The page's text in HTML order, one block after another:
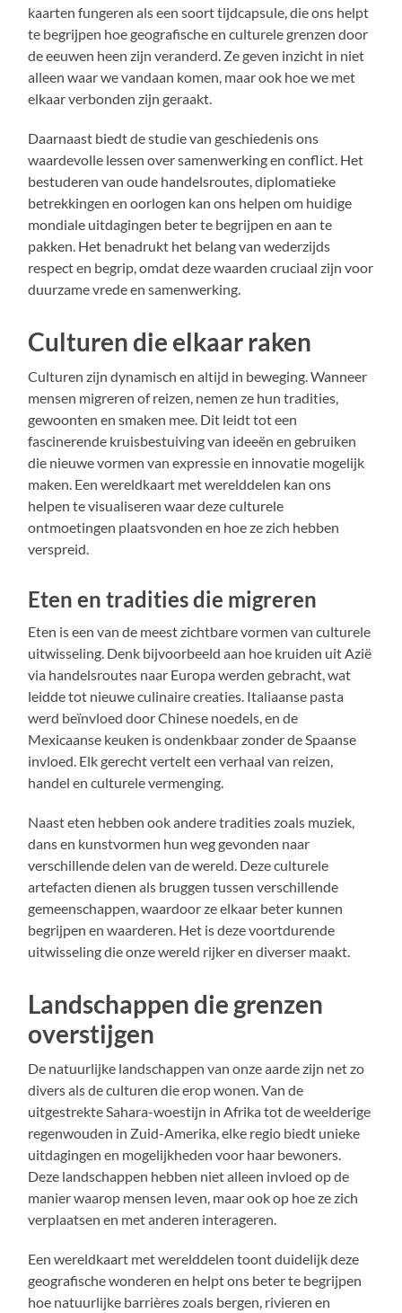
kaarten fungeren als een soort tijdcapsule, die ons helpt
te begrijpen hoe geografische en culturele grenzen door
de eeuwen heen zijn veranderd. Ze geven inzicht in niet
alleen waar we vandaan komen, maar ook hoe we met
elkaar verbonden zijn geraakt.
Daarnaast biedt de studie van geschiedenis ons
waardevolle lessen over samenwerking en conflict. Het
bestuderen van oude handelsroutes, diplomatieke
betrekkingen en oorlogen kan ons helpen om huidige
mondiale uitdagingen beter te begrijpen en aan te
pakken. Het benadrukt het belang van wederzijds
respect en begrip, omdat deze waarden cruciaal zijn voor
duurzame vrede en samenwerking.
Culturen die elkaar raken
Culturen zijn dynamisch en altijd in beweging. Wanneer
mensen migreren of reizen, nemen ze hun tradities,
gewoonten en smaken mee. Dit leidt tot een
fascinerende kruisbestuiving van ideeën en gebruiken
die nieuwe vormen van expressie en innovatie mogelijk
maken. Een wereldkaart met werelddelen kan ons
helpen te visualiseren waar deze culturele
ontmoetingen plaatsvonden en hoe ze zich hebben
verspreid.
Eten en tradities die migreren
Eten is een van de meest zichtbare vormen van culturele
uitwisseling. Denk bijvoorbeeld aan hoe kruiden uit Azië
via handelsroutes naar Europa werden gebracht, wat
leidde tot nieuwe culinaire creaties. Italiaanse pasta
werd beïnvloed door Chinese noedels, en de
Mexicaanse keuken is ondenkbaar zonder de Spaanse
invloed. Elk gerecht vertelt een verhaal van reizen,
handel en culturele vermenging.
Naast eten hebben ook andere tradities zoals muziek,
dans en kunstvormen hun weg gevonden naar
verschillende delen van de wereld. Deze culturele
artefacten dienen als bruggen tussen verschillende
gemeenschappen, waardoor ze elkaar beter kunnen
begrijpen en waarderen. Het is deze voortdurende
uitwisseling die onze wereld rijker en diverser maakt.
Landschappen die grenzen
overstijgen
De natuurlijke landschappen van onze aarde zijn net zo
divers als de culturen die erop wonen. Van de
uitgestrekte Sahara-woestijn in Afrika tot de weelderige
regenwouden in Zuid-Amerika, elke regio biedt unieke
uitdagingen en mogelijkheden voor haar bewoners.
Deze landschappen hebben niet alleen invloed op de
manier waarop mensen leven, maar ook op hoe ze zich
verplaatsen en met anderen interageren.
Een wereldkaart met werelddelen toont duidelijk deze
geografische wonderen en helpt ons beter te begrijpen
hoe natuurlijke barrières zoals bergen, rivieren en